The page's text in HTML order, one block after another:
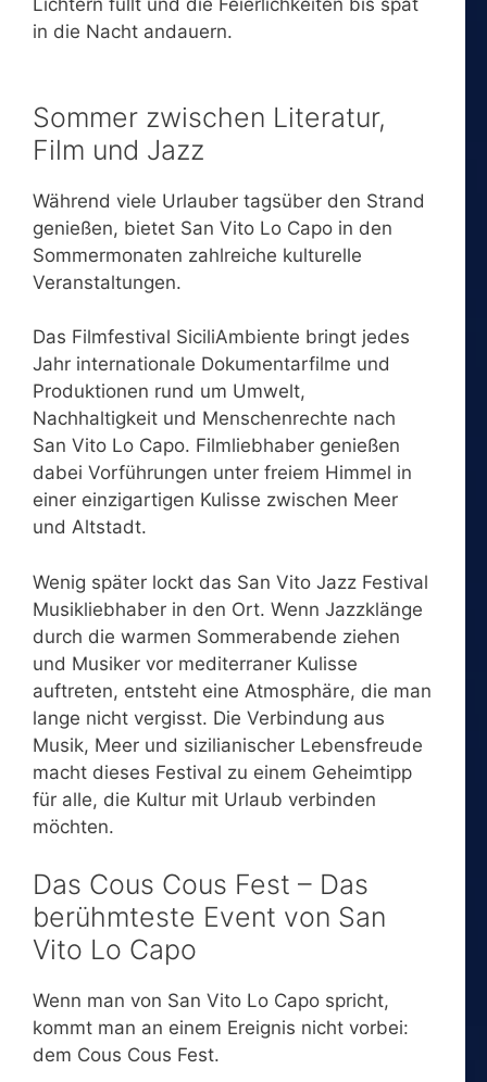
in die Nacht andauern.
Sommer zwischen Literatur,
Film und Jazz
Während viele Urlauber tagsüber den Strand
genießen, bietet San Vito Lo Capo in den
Sommermonaten zahlreiche kulturelle
Veranstaltungen.
Das Filmfestival SiciliAmbiente bringt jedes
Jahr internationale Dokumentarfilme und
Produktionen rund um Umwelt,
Nachhaltigkeit und Menschenrechte nach
San Vito Lo Capo. Filmliebhaber genießen
dabei Vorführungen unter freiem Himmel in
einer einzigartigen Kulisse zwischen Meer
und Altstadt.
Wenig später lockt das San Vito Jazz Festival
Musikliebhaber in den Ort. Wenn Jazzklänge
durch die warmen Sommerabende ziehen
und Musiker vor mediterraner Kulisse
auftreten, entsteht eine Atmosphäre, die man
lange nicht vergisst. Die Verbindung aus
Musik, Meer und sizilianischer Lebensfreude
macht dieses Festival zu einem Geheimtipp
für alle, die Kultur mit Urlaub verbinden
möchten.
Das Cous Cous Fest – Das
berühmteste Event von San
Vito Lo Capo
Wenn man von San Vito Lo Capo spricht,
kommt man an einem Ereignis nicht vorbei:
dem Cous Cous Fest.